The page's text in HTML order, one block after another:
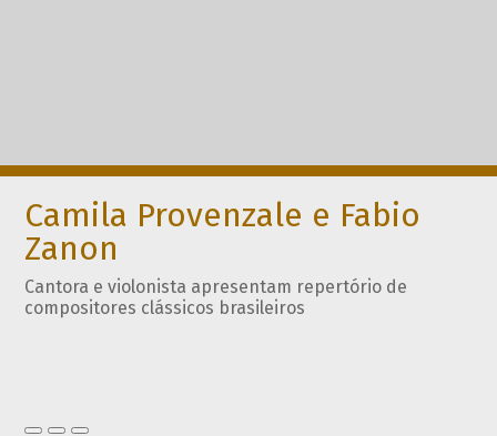
Camila Provenzale e Fabio
Zanon
Cantora e violonista apresentam repertório de
compositores clássicos brasileiros